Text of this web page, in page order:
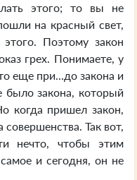
этого; то вы не
на красный свет,
Поэтому закон
грех. Понимаете, у
еще при...до закона и
закона, который
когда пришел закон,
Так вот,
нечто, чтобы этим
и сегодня, он не